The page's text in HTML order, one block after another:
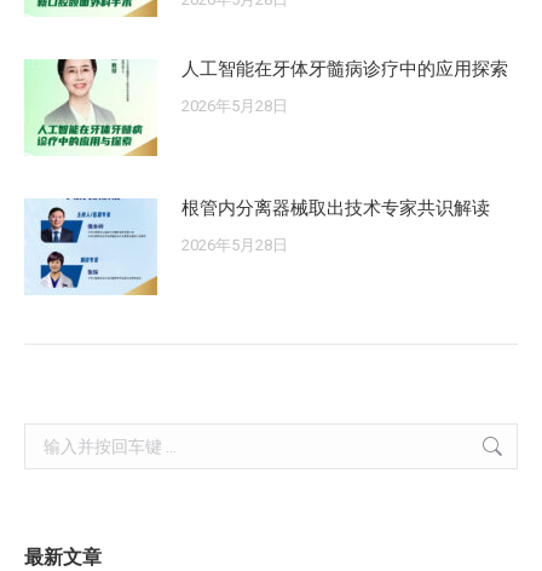
人工智能在牙体牙髓病诊疗中的应用探索
2026年5月28日
根管内分离器械取出技术专家共识解读
2026年5月28日
Search:
最新文章